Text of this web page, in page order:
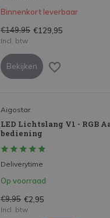
Binnenkort leverbaar
€149,95 €129,95
Incl. btw
Bekijken
Aigostar
LED Lichtslang V1 - RGB
bediening
Deliverytime
Op voorraad
€9,95 €2,95
Incl. btw